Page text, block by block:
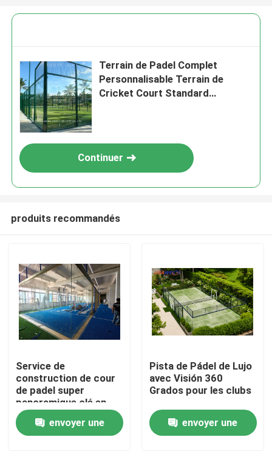
Accueil
Produits
Vidéos
Terrain de Padel Complet
Personnalisable Terrain de
Cricket Court Standard
Continuer
produits recommandés
Service de
construction de cour
de padel super
panoramique clé en
main
envoyer une
Pista de Pádel de Lujo
avec Visión 360
Grados pour les clubs
envoyer une